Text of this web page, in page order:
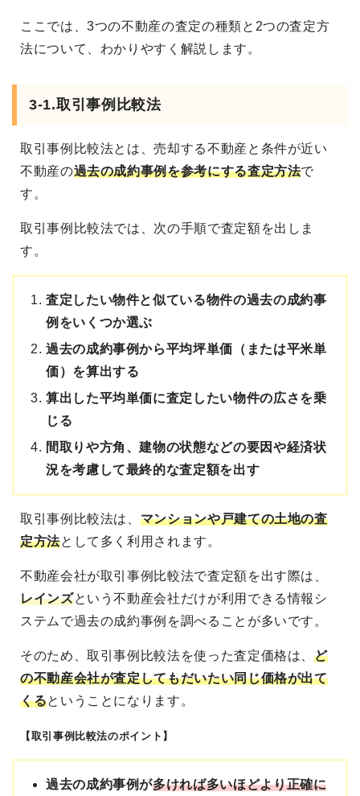
ここでは、3つの不動産の査定の種類と2つの査定方
法について、わかりやすく解説します。
3-1.取引事例比較法
取引事例比較法とは、売却する不動産と条件が近い
不動産の過去の成約事例を参考にする査定方法で
す。
取引事例比較法では、次の手順で査定額を出しま
す。
査定したい物件と似ている物件の過去の成約事
例をいくつか選ぶ
過去の成約事例から平均坪単価（または平米単
価）を算出する
算出した平均単価に査定したい物件の広さを乗
じる
間取りや方角、建物の状態などの要因や経済状
況を考慮して最終的な査定額を出す
取引事例比較法は、 マンションや戸建ての土地の査
定方法として多く利用されます。
不動産会社が取引事例比較法で査定額を出す際は、
レインズという不動産会社だけが利用できる情報シ
ステムで過去の成約事例を調べることが多いです。
そのため、取引事例比較法を使った査定価格は、ど
の不動産会社が査定してもだいたい同じ価格が出て
くるということになります。
【取引事例比較法のポイント】
過去の成約事例が多ければ多いほどより正確に